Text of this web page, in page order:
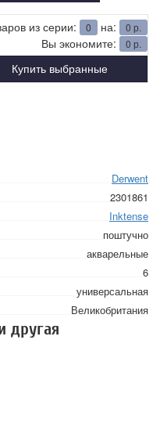
из серии: 0 на: 0 р.
Вы экономите: 0 р.
Купить выбранные
Derwent
2301861
Inktense
поштучно
акварельные
6
универсальная
Великобритания
другая